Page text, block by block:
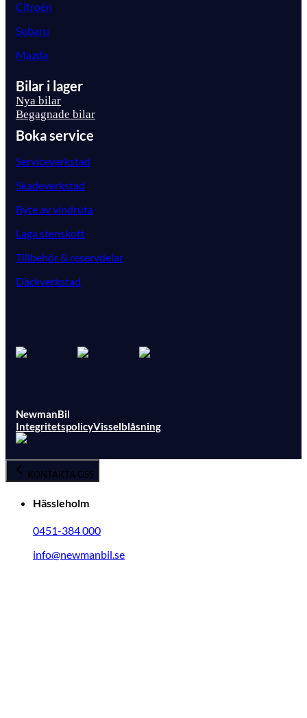
Citroën
Subaru
Mazda
Bilar i lager
Nya bilar
Begagnade bilar
Boka service
Serviceverkstad
Skadeverkstad
Byte av vindruta
Laga stenskott
Tillbehör & reservdelar
Däckverkstad
NewmanBil
IntegritetspolicyVisselblåsning
KONTAKTA OSS
Hässleholm
0451-384 000
info@newmanbil.se